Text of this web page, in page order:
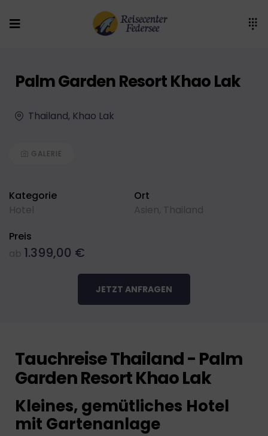
Palm Garden Resort Khao Lak
Thailand, Khao Lak
GALERIE
Kategorie
Hotel
Ort
Asien, Thailand
Preis
ab 1.399,00 €
JETZT ANFRAGEN
Tauchreise Thailand - Palm
Garden Resort Khao Lak
Kleines, gemütliches Hotel
mit Gartenanlage